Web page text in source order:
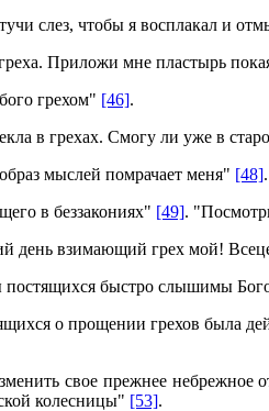
слез, чтобы я восплакал и
Приложи мне пластырь
грехом" [46].
в грехах. Смогу ли уже в
мыслей помрачает меня" [48].
в беззакониях" [49].
день взимающий грех мой!
быстро слышимы
о прощении грехов была
свое прежнее
колесницы" [53].